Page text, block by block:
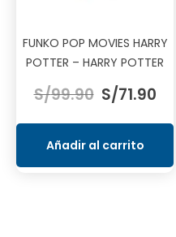
FUNKO POP MOVIES HARRY
POTTER – HARRY POTTER
S/99.90 precio
original
era:
S/99.90.
S/71.90
S/
Añadir al carrito